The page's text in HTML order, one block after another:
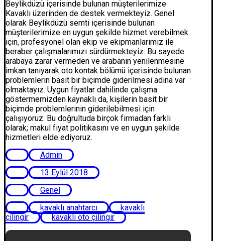
Beylikdüzü içerisinde bulunan müşterilerimize
Kavaklı üzerinden de destek vermekteyiz. Genel
olarak Beylikdüzü semti içerisinde bulunan
müşterilerimize en uygun şekilde hizmet verebilmek
için, profesyonel olan ekip ve ekipmanlarımız ile
beraber çalışmalarımızı sürdürmekteyiz. Bu sayede
arabaya zarar vermeden ve arabanın yenilenmesine
imkan tanıyarak oto kontak bölümü içerisinde bulunan
problemlerin basit bir biçimde giderilmesi adına var
olmaktayız. Uygun fiyatlar dahilinde çalışma
göstermemizden kaynaklı da, kişilerin basit bir
biçimde problemlerinin giderilebilmesi için
çalışıyoruz. Bu doğrultuda birçok firmadan farklı
olarak; makul fiyat politikasını ve en uygun şekilde
hizmetleri elde ediyoruz.
Admin
13 Eylül 2018
Genel
kavaklı anahtarcı
kavaklı
çilingir
kavaklı oto çilingir